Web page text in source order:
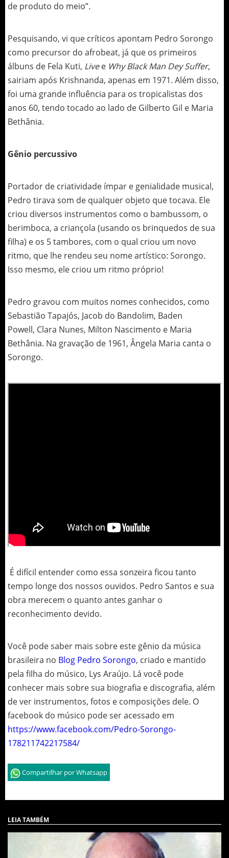
de produto do meio”.
Pesquisando, vi que críticos apontam Pedro Sorongo
como precursor do afrobeat, já que os primeiros
álbuns de Fela Kuti, Livee Why Black Man Dey Suffer,
sairiam após Krishnanda, apenas em 1971. Além disso,
foi uma grande influência para os tropicalistas dos
anos 60, tendo tocado ao lado de Gilberto Gil e Maria
Bethânia.
Gênio percussivo
Portador de criatividade ímpar e genialidade musical,
Pedro tirava som de qualquer objeto que tocava. Ele
criou diversos instrumentos como o bambussom, o
berimboca, a criançola (usando os brinquedos de sua
filha) e os 5 tambores, com o qual criou um novo
ritmo, que lhe rendeu seu nome artístico: Sorongo.
Isso mesmo, ele criou um ritmo próprio!
Pedro gravou com muitos nomes conhecidos, como
Sebastião Tapajós, Jacob do Bandolim, Baden
Powell, Clara Nunes, Milton Nascimento e Maria
Bethânia. Na gravação de 1961, Ângela Maria canta o
Sorongo.
É difícil entender como essa sonzeira ficou tanto
tempo longe dos nossos ouvidos. Pedro Santos e sua
obra merecem o quanto antes ganhar o
reconhecimento devido.
Você pode saber mais sobre este gênio da música
brasileira no Blog Pedro Sorongo, criado e mantido
pela filha do músico, Lys Araújo. Lá você pode
conhecer mais sobre sua biografia e discografia, além
de ver instrumentos, fotos e composições dele. O
facebook do músico pode ser acessado em
https://www.facebook.com/Pedro-Sorongo-
178211742217584/
Compartilhar por Whatsapp
LEIA TAMBÉM